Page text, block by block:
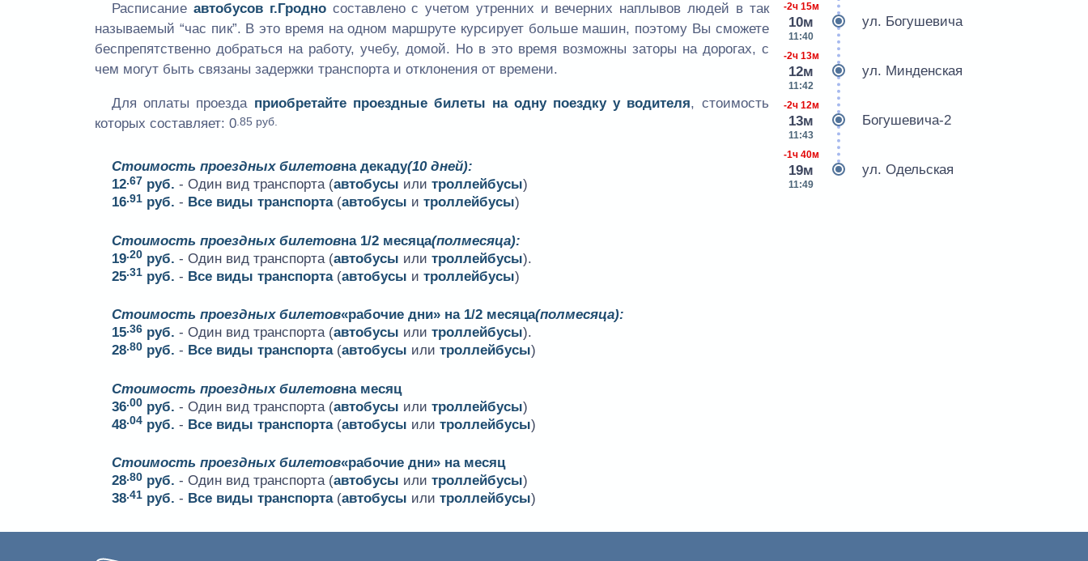
Расписаниеавтобусов г.Гродносоставлено с учетом утренних и вечерних наплывов людей в так
называемый “час пик”. В это время на одном маршруте курсирует больше машин, поэтому Вы сможете
беспрепятственно добраться на работу, учебу, домой. Но в это время возможны заторы на дорогах, с
чем могут быть связаны задержки транспорта и отклонения от времени.
Для оплаты проезда приобретайте проездные билеты на одну поездку у водителя, стоимость
которых составляет: 0 .85 руб.
Стоимость проездных билетовна декаду(10 дней):
12.67 руб. - Один вид транспорта (автобусы илитроллейбусы)
16.91 руб. - Все виды транспорта(автобусы итроллейбусы)
Стоимость проездных билетовна 1/2 месяца(полмесяца):
19.20 руб. - Один вид транспорта (автобусы илитроллейбусы).
25.31 руб. - Все виды транспорта(автобусы итроллейбусы)
Стоимость проездных билетов«рабочие дни» на 1/2 месяца(полмесяца):
15.36 руб. - Один вид транспорта (автобусы илитроллейбусы).
28.80 руб. - Все виды транспорта(автобусы илитроллейбусы)
Стоимость проездных билетовна месяц
36.00 руб. - Один вид транспорта (автобусы илитроллейбусы)
48.04 руб. - Все виды транспорта(автобусы илитроллейбусы)
Стоимость проездных билетов«рабочие дни» на месяц
28.80 руб. - Один вид транспорта (автобусы илитроллейбусы)
38.41 руб. - Все виды транспорта(автобусы илитроллейбусы)
-2ч 15м
10м
11:40
ул. Богушевича
-2ч 13м
12м
11:42
ул. Минденская
-2ч 12м
13м
11:43
Богушевича-2
-1ч 40м
19м
11:49
ул. Одельская